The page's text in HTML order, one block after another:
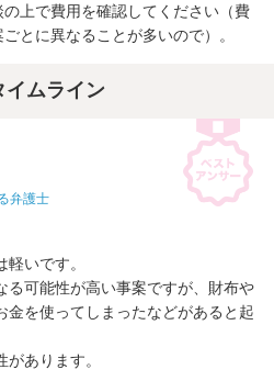
上で費用を確認してください（費
とに異なることが多いので）。
イムライン
弁護士
いです。
る可能性が高い事案ですが、財布や
金を使ってしまったなどがあると起
あります。